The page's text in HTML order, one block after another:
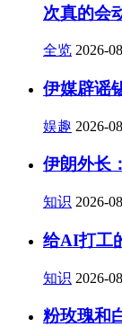
次真的会
全览 2026-
伊媒辟谣
娱趣 2026-
伊朗外长
知识 2026-
给AI打工
知识 2026-
粉玫瑰和